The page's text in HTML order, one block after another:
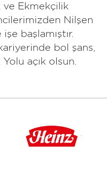
ve Ekmekçilik
Nilşen
başlamıştır.
bol şans,
açık olsun.